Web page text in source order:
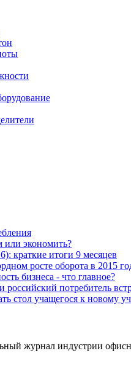
экономить?
краткие итоги 9 месяцев
росте оборота в 2015
бизнеса - что главное?
российский потребитель
стол учащегося к новому
журнал индустрии